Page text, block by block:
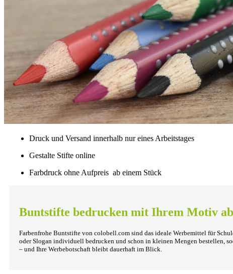
Druck und Versand innerhalb nur eines Arbeitstages
Gestalte Stifte online
Farbdruck ohne Aufpreis ab einem Stück
Buntstifte bedrucken mit Ihrem Motiv
Farbenfrohe Buntstifte von colobell.com sind das ideale Werbemittel für
oder Slogan individuell bedrucken und schon in kleinen Mengen bestellen,
– und Ihre Werbebotschaft bleibt dauerhaft im Blick.